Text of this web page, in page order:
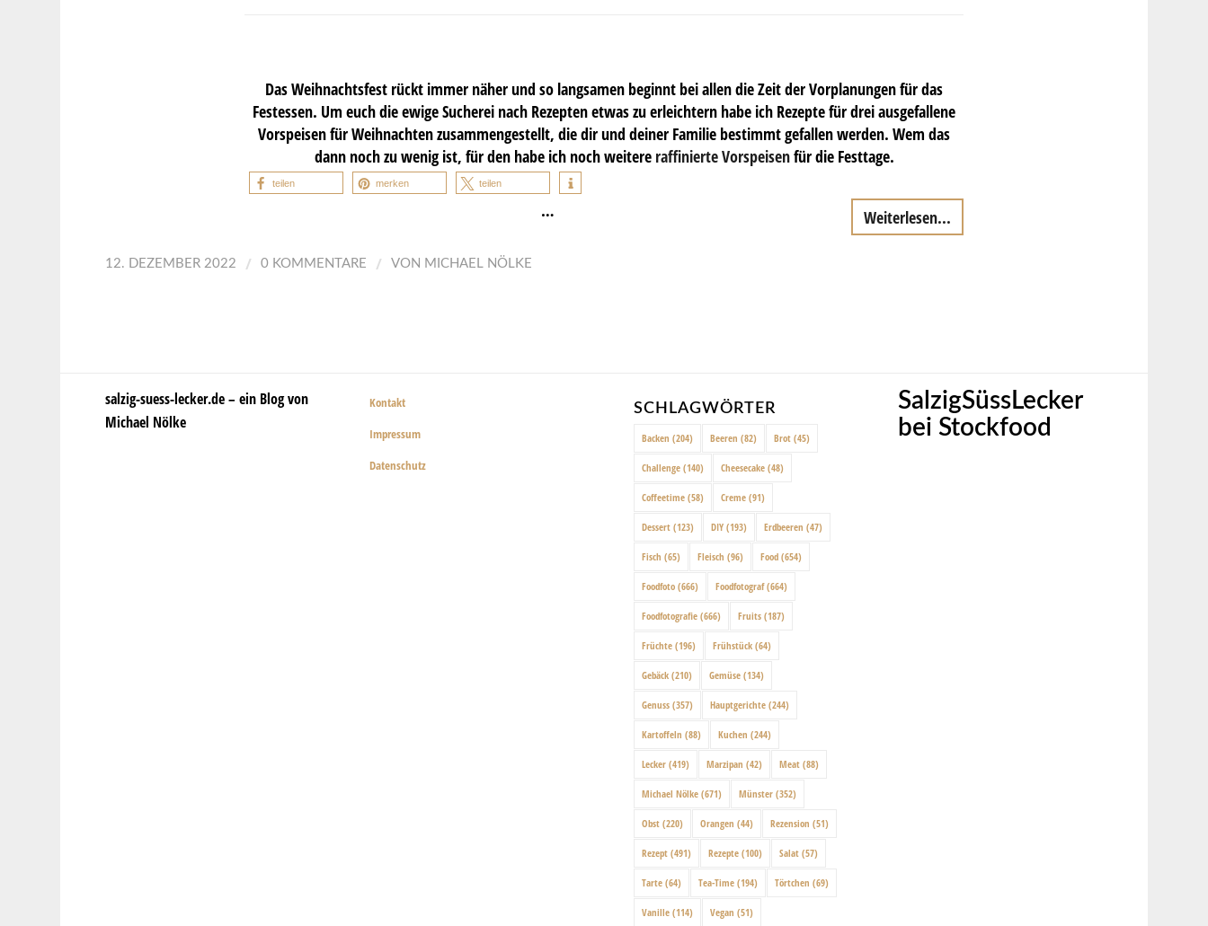
Das Weihnachtsfest rückt immer näher und so langsamen beginnt bei allen die Zeit der Vorplanungen für das
Festessen. Um euch die ewige Sucherei nach Rezepten etwas zu erleichtern habe ich Rezepte für drei ausgefallene
Vorspeisen für Weihnachten zusammengestellt, die dir und deiner Familie bestimmt gefallen werden. Wem das
dann noch zu wenig ist, für den habe ich noch weitere raffinierte Vorspeisenfür die Festtage.
teilen merken teilen
… Weiterlesen...
12. DEZEMBER 2022 / 0 KOMMENTARE / VON MICHAEL NÖLKE
salzig-suess-lecker.de – ein Blog von
Michael Nölke
Kontakt
Impressum
Datenschutz
SCHLAGWÖRTER
Backen (204) Beeren (82) Brot (45)
Challenge (140) Cheesecake (48)
Coffeetime (58) Creme (91)
Dessert (123) DIY (193) Erdbeeren (47)
Fisch (65) Fleisch (96) Food (654)
Foodfoto (666) Foodfotograf(664)
Foodfotografie (666) Fruits (187)
Früchte (196) Frühstück (64)
Gebäck (210) Gemüse (134)
Genuss (357) Hauptgerichte (244)
Kartoffeln (88) Kuchen (244)
Lecker (419) Marzipan (42) Meat (88)
Michael Nölke (671) Münster (352)
Obst (220) Orangen (44) Rezension (51)
Rezept (491) Rezepte (100) Salat (57)
Tarte (64) Tea-Time (194) Törtchen (69)
Vanille (114) Vegan (51)
SalzigSüssLecker
bei Stockfood